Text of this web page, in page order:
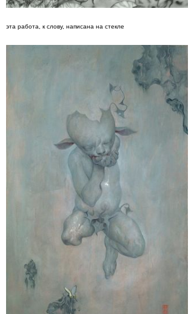
эта работа, к слову, написана на стекле